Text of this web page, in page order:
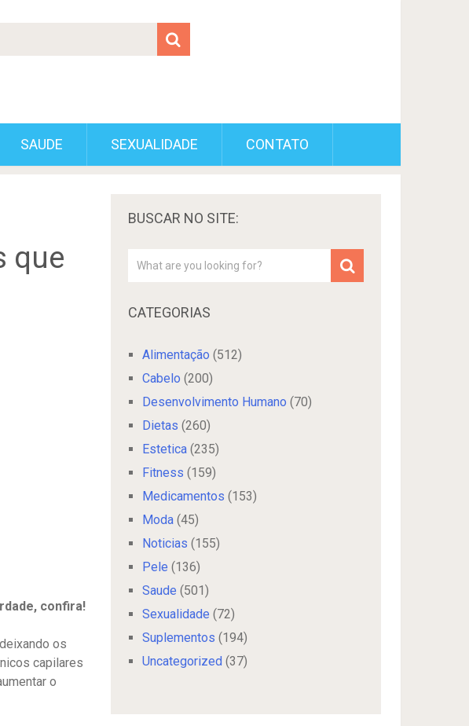
SAUDE SEXUALIDADE CONTATO
que
confira!
os
capilares
o
BUSCAR NO SITE:
CATEGORIAS
Alimentação (512)
Cabelo (200)
Desenvolvimento Humano (70)
Dietas (260)
Estetica (235)
Fitness (159)
Medicamentos (153)
Moda (45)
Noticias (155)
Pele (136)
Saude (501)
Sexualidade (72)
Suplementos (194)
Uncategorized (37)